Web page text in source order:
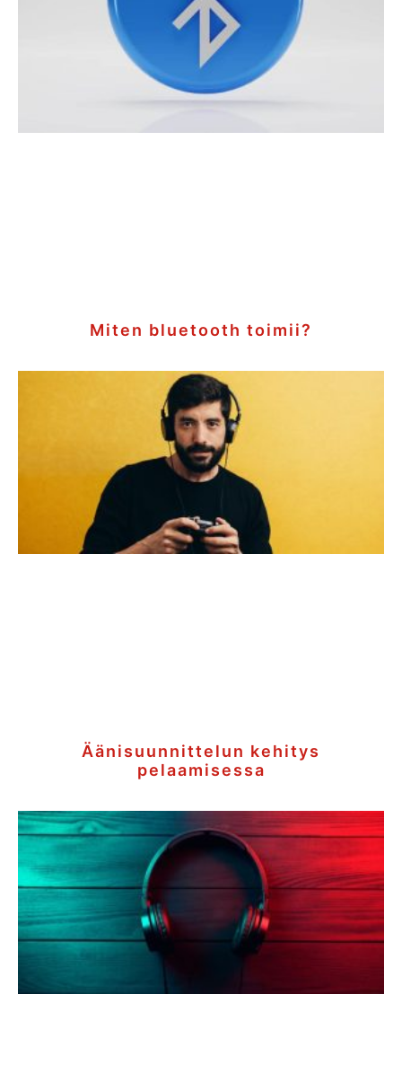
Miten bluetooth toimii?
Äänisuunnittelun kehitys
pelaamisessa